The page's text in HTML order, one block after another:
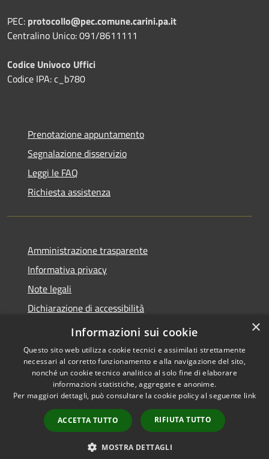
PEC: protocollo@pec.comune.carini.pa.it
Centralino Unico: 091/8611111
Codice Univoco Uffici
Codice IPA: c_b780
Prenotazione appuntamento
Segnalazione disservizio
Leggi le FAQ
Richiesta assistenza
Amministrazione trasparente
Informativa privacy
Note legali
Dichiarazione di accessibilità
Privacy e protezione dei dati
Accessibilità
Copyright © 2026 • Comune di
Carini • Powered by
Municipium•
Accesso
redazione
×
Informazioni sui cookie
Questo sito web utilizza cookie tecnici e assimilati strettamente
necessari al corretto funzionamento e alla navigazione del sito,
nonché un cookie tecnico analitico al solo fine di elaborare
informazioni statistiche, aggregate e anonime.
Per maggiori dettagli, può consultare la cookie policy al seguente link
ACCETTA TUTTO RIFIUTA TUTTO
MOSTRA DETTAGLI